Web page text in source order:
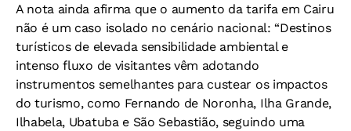
A nota ainda afirma que o aumento da tarifa em Cairu
não é um caso isolado no cenário nacional: “Destinos
turísticos de elevada sensibilidade ambiental e
intenso fluxo de visitantes vêm adotando
instrumentos semelhantes para custear os impactos
do turismo, como Fernando de Noronha, Ilha Grande,
Ilhabela, Ubatuba e São Sebastião, seguindo uma